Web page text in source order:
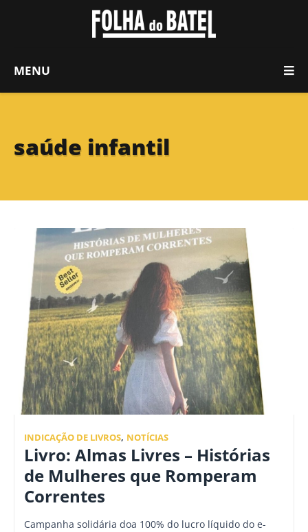
MENU
saúde infantil
INDICAÇÃO DE LIVROS, NOTÍCIAS
Livro: Almas Livres – Histórias
de Mulheres que Romperam
Correntes
Campanha solidária doa 100% do lucro líquido do e-